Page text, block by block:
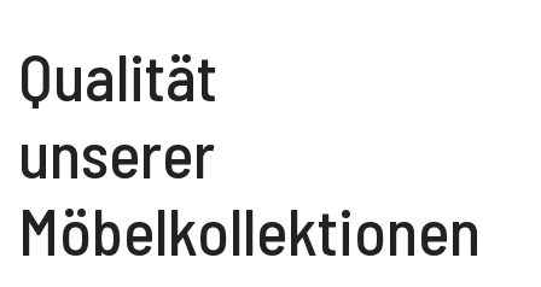
Qualität
unserer
Möbelkollektionen